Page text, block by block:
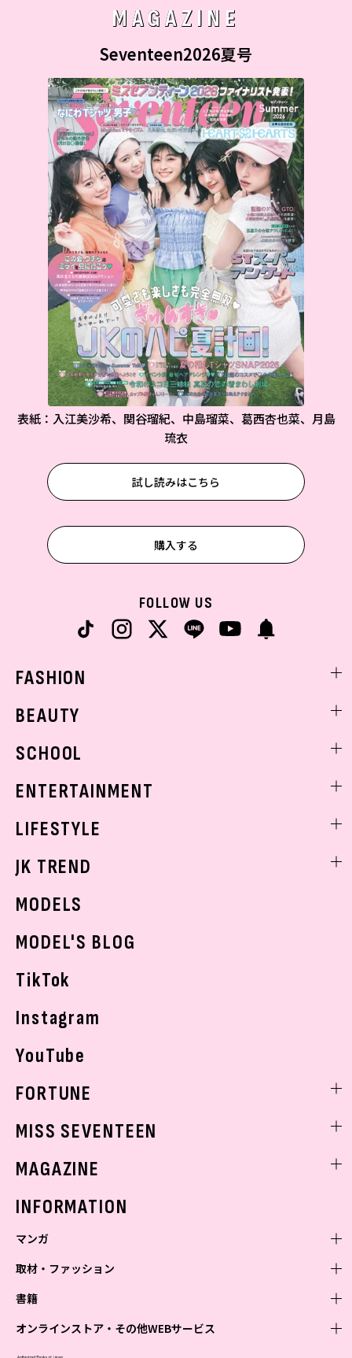
MAGAZINE
Seventeen2026夏号
表紙：入江美沙希、関谷瑠紀、中島瑠菜、葛西杏也菜、月島
琉衣
試し読みはこちら
購入する
FOLLOW US
FASHION
着回し
BEAUTY
ベストコスメ
ボディケア
SCHOOL
学校ヘアメイク
ENTERTAINMENT
K-POP
LIFESTYLE
モデルの購入品
おでかけ
JK TREND
MODELS
MODEL'S BLOG
TikTok
Instagram
YouTube
FORTUNE
MISS SEVENTEEN
MAGAZINE
INFORMATION
マンガ
少年マンガ
Vジャンプ
青年マンガ
少女マンガ
取材・ファッション
ファッション・美容
芸能・情報・スポーツ
書籍
文芸・文庫・総合
オンラインストア・その他WEBサービス